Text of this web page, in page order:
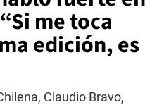
me toca
edición, es
Claudio Bravo,